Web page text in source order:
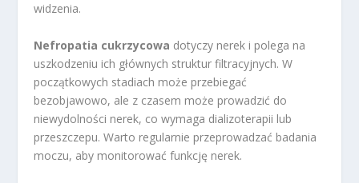
widzenia.
Nefropatia cukrzycowa dotyczy nerek i polega na
uszkodzeniu ich głównych struktur filtracyjnych. W
początkowych stadiach może przebiegać
bezobjawowo, ale z czasem może prowadzić do
niewydolności nerek, co wymaga dializoterapii lub
przeszczepu. Warto regularnie przeprowadzać badania
moczu, aby monitorować funkcję nerek.